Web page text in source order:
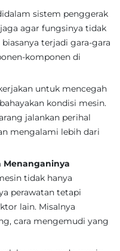
sistem penggerak
agar fungsinya tidak
terjadi gara-gara
komponen di
untuk mencegah
kondisi mesin.
jalankan perihal
mengalami lebih dari
Menanganinya
tidak hanya
perawatan tetapi
lain. Misalnya
cara mengemudi yang